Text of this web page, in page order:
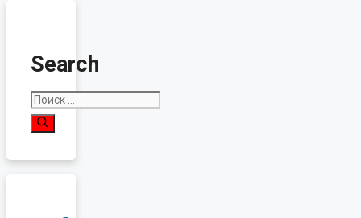
Search
Поиск: